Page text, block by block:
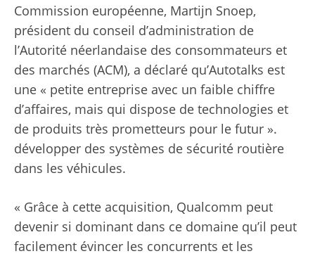
Commission européenne, Martijn Snoep,
président du conseil d’administration de
l’Autorité néerlandaise des consommateurs et
des marchés (ACM), a déclaré qu’Autotalks est
une « petite entreprise avec un faible chiffre
d’affaires, mais qui dispose de technologies et
de produits très prometteurs pour le futur ».
développer des systèmes de sécurité routière
dans les véhicules.
« Grâce à cette acquisition, Qualcomm peut
devenir si dominant dans ce domaine qu’il peut
facilement évincer les concurrents et les